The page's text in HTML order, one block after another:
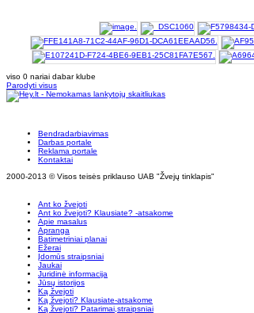
viso 0 nariai dabar klube
Parodyti visus
Bendradarbiavimas
Darbas portale
Reklama portale
Kontaktai
2000-2013 © Visos teisės priklauso UAB "Žvejų tinklapis"
Ant ko žvejoti
Ant ko žvejoti? Klausiate? -atsakome
Apie masalus
Apranga
Batimetriniai planai
Ežerai
Įdomūs straipsniai
Jaukai
Juridinė informacija
Jūsų istorijos
Ką žvejoti
Ką žvejoti? Klausiate-atsakome
Ką žvejoti? Patarimai,straipsniai